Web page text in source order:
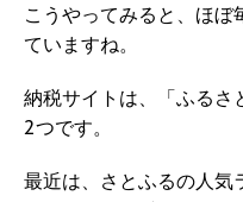
こうやってみると、ほぼ
ていますね。
納税サイトは、「ふるさ
2つです。
最近は、さとふるの人気